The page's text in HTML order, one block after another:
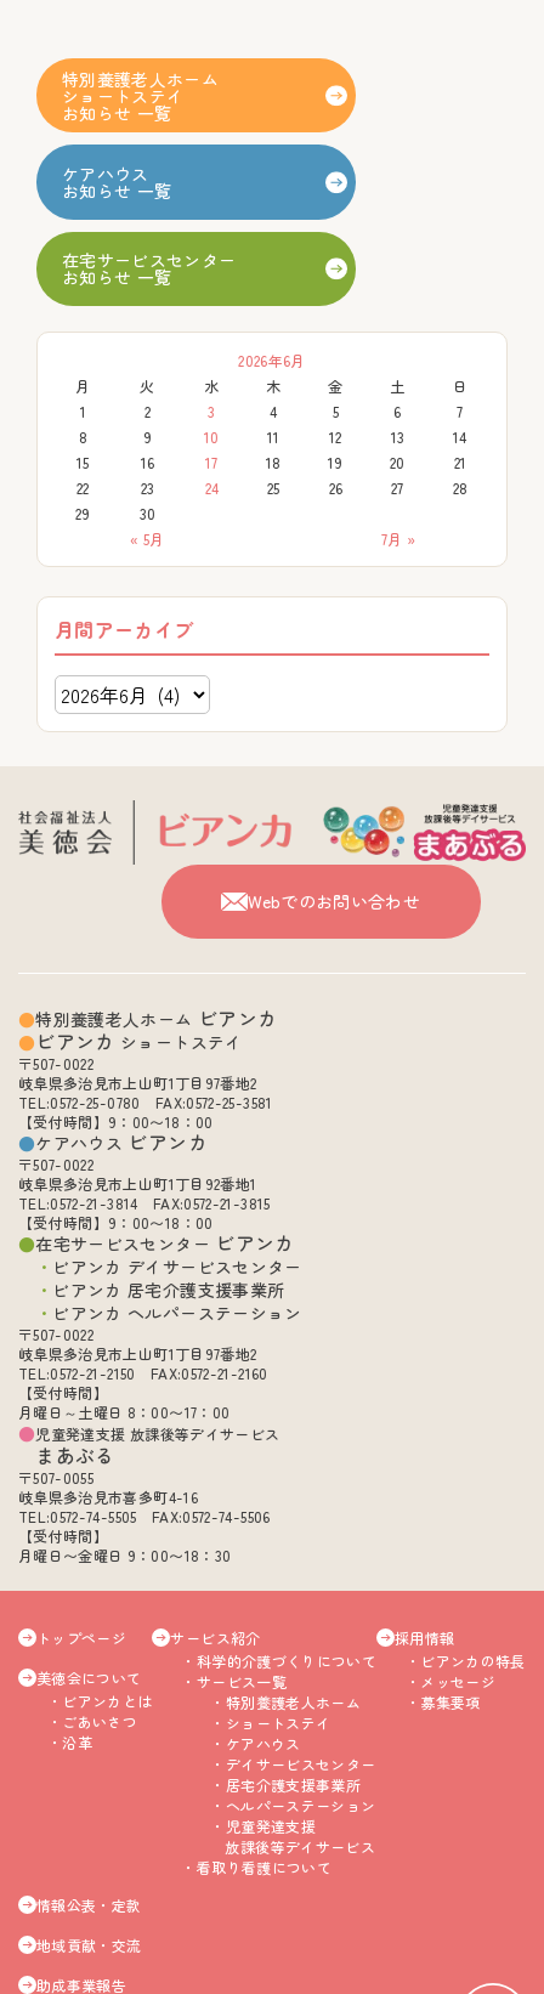
特別養護老人ホーム
ショートステイ
お知らせ 一覧
ケアハウス
お知らせ 一覧
在宅サービスセンター
お知らせ 一覧
2026年6月
月
火 水 木 金 土 日
« 5月 7月 »
1 2 3 4 5 6
7
8
9 10 11 12 13
14
15
16 17 18 19 20
21
22
23 24 25 26 27
28
29
30
月間アーカイブ
Webでのお問い合わせ
特別養護老人ホーム ビアンカ
ビアンカ ショートステイ
〒507-0022
岐阜県多治見市上山町1丁目97番地2
TEL:0572-25-0780 FAX:0572-25-3581
【受付時間】9：00〜18：00
ケアハウス ビアンカ
〒507-0022
岐阜県多治見市上山町1丁目92番地1
TEL:0572-21-3814 FAX:0572-21-3815
【受付時間】9：00〜18：00
在宅サービスセンター ビアンカ
ビアンカ デイサービスセンター
ビアンカ 居宅介護支援事業所
ビアンカ ヘルパーステーション
〒507-0022
岐阜県多治見市上山町1丁目97番地2
TEL:0572-21-2150 FAX:0572-21-2160
【受付時間】
月曜日～土曜日 8：00〜17：00
児童発達支援 放課後等デイサービス
まあぶる
〒507-0055
岐阜県多治見市喜多町4-16
TEL:0572-74-5505 FAX:0572-74-5506
【受付時間】
月曜日〜金曜日 9：00〜18：30
トップページ
美徳会について
ビアンカとは
ごあいさつ
沿革
サービス紹介
科学的介護づくりについて
サービス一覧
特別養護老人ホーム
ショートステイ
ケアハウス
デイサービスセンター
居宅介護支援事業所
ヘルパーステーション
児童発達支援
放課後等デイサービス
看取り看護について
採用情報
ビアンカの特長
メッセージ
募集要項
情報公表・定款
地域貢献・交流
助成事業報告